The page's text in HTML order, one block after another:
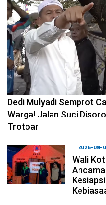
2026-08-04 10:29:06
Dedi Mulyadi Semprot
Warga! Jalan Suci
Trotoar
2026-08-
Wali